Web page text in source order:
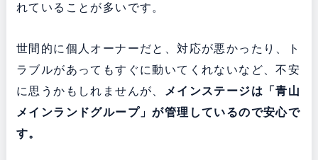
れていることが多いです。
世間的に個人オーナーだと、対応が悪かったり、ト
ラブルがあってもすぐに動いてくれないなど、不安
に思うかもしれませんが、
メインステージは「青山
メインランドグループ」が管理しているので安心で
す。